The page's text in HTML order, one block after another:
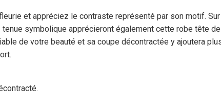
et appréciez le contraste représenté par son motif.
symbolique apprécieront également cette robe tête
de votre beauté et sa coupe décontractée y ajoutera